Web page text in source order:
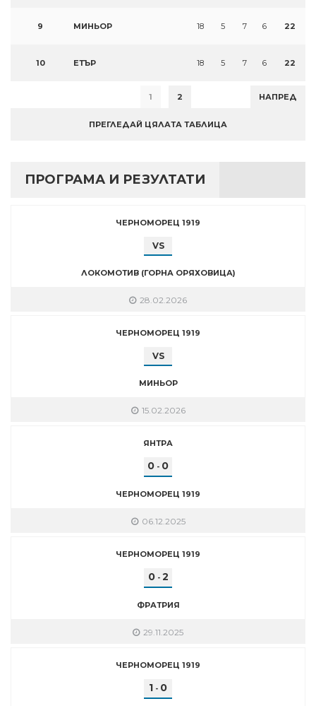
9 МИНЬОР 18 5 7 6 22
10 ЕТЪР 18 5 7 6 22
1 2 НАПРЕД
ПРЕГЛЕДАЙ ЦЯЛАТА ТАБЛИЦА
ПРОГРАМА И РЕЗУЛТАТИ
ЧЕРНОМОРЕЦ 1919
VS
ЛОКОМОТИВ (ГОРНА ОРЯХОВИЦА)
28.02.2026
ЧЕРНОМОРЕЦ 1919
VS
МИНЬОР
15.02.2026
ЯНТРА
0 - 0
ЧЕРНОМОРЕЦ 1919
06.12.2025
ЧЕРНОМОРЕЦ 1919
0- 2
ФРАТРИЯ
29.11.2025
ЧЕРНОМОРЕЦ 1919
1 - 0